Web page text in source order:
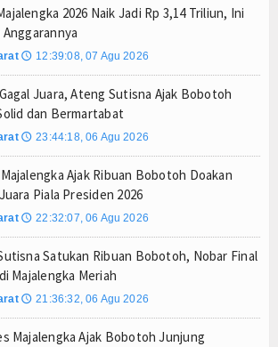
Bupati Majalengka Beberkan Hasil Paripurna
APBD Majalengka 2026 Naik Jadi Rp 3,14 Triliun,
Persib Gagal Juara, Ateng Sutisna Ajak
Menteri UMKM Dorong APPI Perkuat Pasar
Bupati Barito Utara Hadiri Rakor Pemerintahan
Kaji Tiru ke Bantul, Pemkab Barito Utara Dalami
Anto Febrianto Tantang Pemuda Majalengka :
Bupati Majalengka Beberkan Hasil Paripurna
APBD Majalengka 2026 Naik Jadi Rp 3,14 Triliun,
Persib Gagal Juara, Ateng Sutisna Ajak
Bupati Majalengka Ajak Ribuan Bobotoh Doakan
Menteri UMKM Dorong APPI Perkuat Pasar
2026 Naik Jadi Rp 3,14 Triliun, Ini
Anggarannya
🕔 12:39:08, 07 Agu 2026
Juara, Ateng Sutisna Ajak Bobotoh
dan Bermartabat
🕔 23:44:18, 06 Agu 2026
Ajak Ribuan Bobotoh Doakan
Piala Presiden 2026
🕔 22:32:07, 06 Agu 2026
Satukan Ribuan Bobotoh, Nobar Final
Majalengka Meriah
🕔 21:36:32, 06 Agu 2026
Majalengka Ajak Bobotoh Junjung